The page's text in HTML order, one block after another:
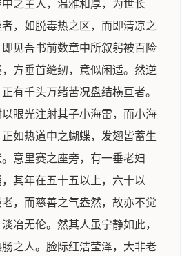
之主人，温雅和厚，为世长
，如脱毒热之区，而即清凉之
见吾书前数章中所叙躬被百险
方垂首缝纫，意似闲适。然逆
有千头万绪苦况盘结横亘者。
眼光注射其子小海雷，而小海
如热道中之蝴蝶，发翅皆蓄生
意里赛之座旁，有一垂老妇
其年在五十五以上，六十以
，而慈善之气盎然，故亦不觉
冶无伦。然其人虽宁静如此，
之人。脸际红洁莹泽，大非老